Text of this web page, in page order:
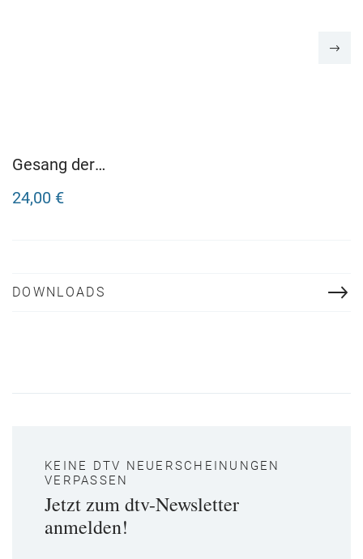
Gesang der
24,00 €
DOWNLOADS
KEINE DTV NEUERSCHEINUNGEN
VERPASSEN
Jetzt zum dtv-Newsletter
anmelden!